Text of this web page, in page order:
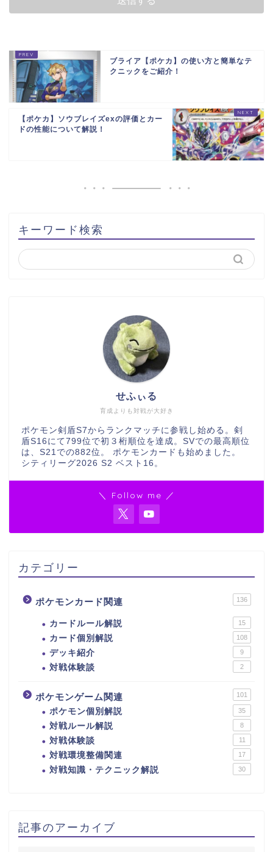
ブライア【ポケカ】の使い方と簡単なテ
クニックをご紹介！
【ポケカ】ソウブレイズexの評価とカー
ドの性能について解説！
キーワード検索
育成よりも対戦が大好き
せふぃる
ポケモン剣盾S7からランクマッチに参戦し始める。剣
盾S16にて799位で初３桁順位を達成。SVでの最高順位
は、S21での882位。 ポケモンカードも始めました。
シティリーグ2026 S2 ベスト16。
＼ Follow me ／
カテゴリー
ポケモンカード関連 136
カードルール解説 15
カード個別解説 108
デッキ紹介 9
対戦体験談 2
ポケモンゲーム関連 101
ポケモン個別解説 35
対戦ルール解説 8
対戦体験談 11
対戦環境整備関連 17
対戦知識・テクニック解説 30
記事のアーカイブ